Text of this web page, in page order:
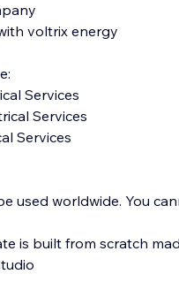
voltrix energy
Services
Services
Services
used worldwide. You
is built from scratch